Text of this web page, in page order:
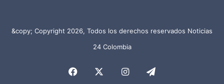
&copy; Copyright 2026, Todos los derechos reservados Noticias
24 Colombia
Facebook InstagramTelegram